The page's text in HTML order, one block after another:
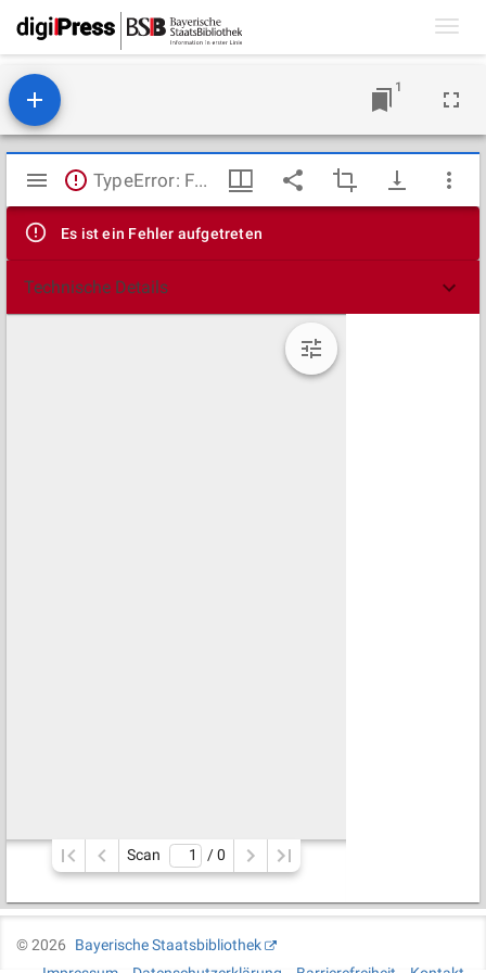
1
Mirador
Viewer
TypeError: Failed to fetch
Es ist ein Fehler aufgetreten
Technische Details
Scan / 0
©2026
Bayerische Staatsbibliothek